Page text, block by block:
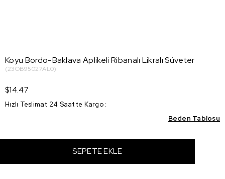
Koyu Bordo-Baklava Aplikeli Ribanalı Likralı Süveter
(23OB95027AL0)
$14.47
Hızlı Teslimat 24 Saatte Kargo :
Beden Tablosu